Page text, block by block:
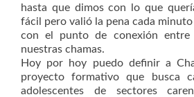
hasta que dimos con lo que
fácil pero valió la pena cada
con el punto de conexión entre
nuestras chamas.
Hoy por hoy puedo definir a
proyecto formativo que busca
adolescentes de sectores